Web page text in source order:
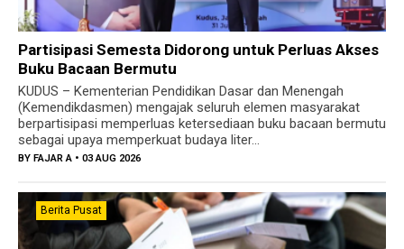
Partisipasi Semesta Didorong untuk Perluas Akses
Buku Bacaan Bermutu
KUDUS – Kementerian Pendidikan Dasar dan Menengah
(Kemendikdasmen) mengajak seluruh elemen masyarakat
berpartisipasi memperluas ketersediaan buku bacaan bermutu
sebagai upaya memperkuat budaya liter...
BY FAJAR A • 03 AUG 2026
Berita Pusat